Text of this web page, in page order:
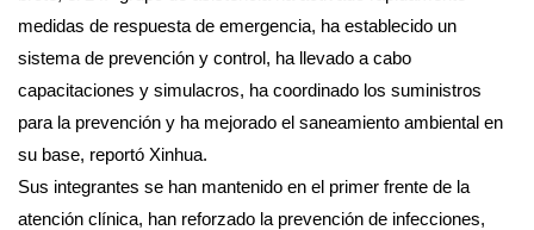
medidas de respuesta de emergencia, ha establecido un
sistema de prevención y control, ha llevado a cabo
capacitaciones y simulacros, ha coordinado los suministros
para la prevención y ha mejorado el saneamiento ambiental en
su base, reportó Xinhua.
Sus integrantes se han mantenido en el primer frente de la
atención clínica, han reforzado la prevención de infecciones,